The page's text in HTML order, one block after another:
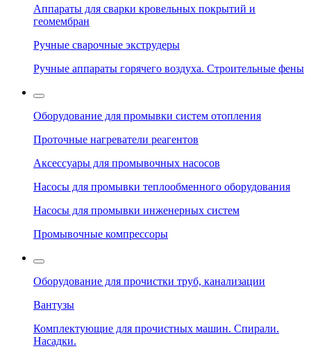
Аппараты для сварки кровельных покрытий и
геомембран
Ручные сварочные экструдеры
Ручные аппараты горячего воздуха. Строительные фены
Оборудование для промывки систем отопления
Проточные нагреватели реагентов
Аксессуары для промывочных насосов
Насосы для промывки теплообменного оборудования
Насосы для промывки инженерных систем
Промывочные компрессоры
Оборудование для прочистки труб, канализации
Вантузы
Комплектующие для прочистных машин. Спирали.
Насадки.